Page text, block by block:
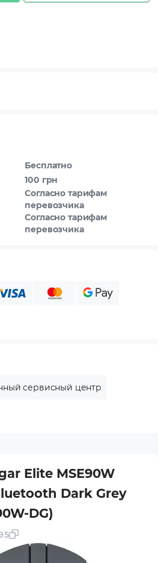
Бесплатно
100 грн
Согласно тарифам
перевозчика
Согласно тарифам
перевозчика
сервисный центр
Elite MSE90W
Dark Grey
DG)